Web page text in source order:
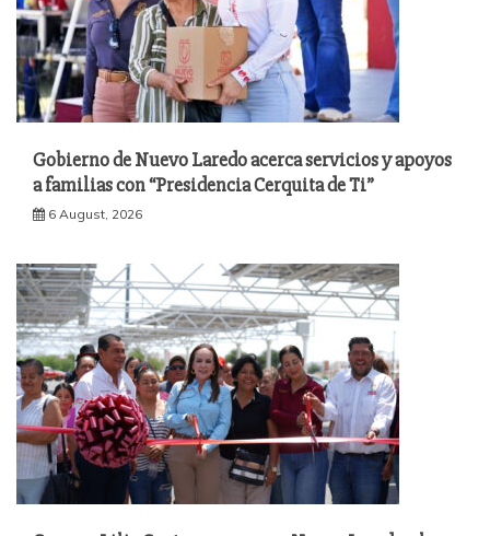
Gobierno de Nuevo Laredo acerca servicios y apoyos
a familias con “Presidencia Cerquita de Ti”
6 August, 2026